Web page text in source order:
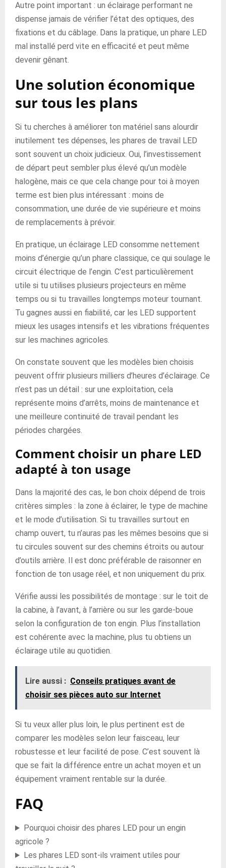
Autre point important : un éclairage performant ne
dispense jamais de vérifier l’état des optiques, des
fixations et du câblage. Dans la pratique, un phare LED
mal installé perd vite en efficacité et peut même
devenir gênant.
Une solution économique
sur tous les plans
Si tu cherches à améliorer ton matériel sans alourdir
inutilement tes dépenses, les phares de travail LED
sont souvent un choix judicieux. Oui, l’investissement
de départ peut sembler plus élevé qu’un modèle
halogène, mais ce que cela change pour toi à moyen
terme est bien plus intéressant : moins de
consommation, une durée de vie supérieure et moins
de remplacements à prévoir.
En pratique, un éclairage LED consomme nettement
moins d’énergie qu’un phare classique, ce qui soulage le
circuit électrique de l’engin. C’est particulièrement
utile si tu utilises plusieurs projecteurs en même
temps ou si tu travailles longtemps moteur tournant.
Tu gagnes aussi en fiabilité, car les LED supportent
mieux les usages intensifs et les vibrations fréquentes
sur les machines agricoles.
On constate souvent que les modèles bien choisis
peuvent offrir plusieurs milliers d’heures d’éclairage. Ce
n’est pas un détail : sur une exploitation, cela
représente moins d’arrêts, moins de maintenance et
une meilleure continuité de travail pendant les
périodes chargées.
Comment choisir un phare LED
adapté à ton usage
Dans la majorité des cas, le bon choix dépend de trois
critères simples : la zone à éclairer, le type de machine
et le mode d’utilisation. Si tu travailles surtout en
champ ouvert, tu n’auras pas les mêmes besoins que si
tu circules souvent sur des chemins étroits ou autour
d’outils arrière. Il est donc préférable de raisonner en
fonction de ton usage réel, et non uniquement du prix.
Vérifie aussi les possibilités de montage : sur le toit de
la cabine, à l’avant, à l’arrière ou sur les garde-boue
selon la configuration de ton engin. Plus l’installation
est cohérente avec la machine, plus tu obtiens un
éclairage utile au quotidien.
Lire aussi : Conseils pratiques avant de
choisir ses pièces auto sur Internet
Si tu veux aller plus loin, le plus pertinent est de
comparer les modèles selon leur faisceau, leur
robustesse et leur facilité de pose. C’est souvent là
que se fait la différence entre un achat moyen et un
équipement vraiment rentable sur la durée.
FAQ
Pourquoi choisir des phares LED pour un engin
agricole ?
Les phares LED sont-ils vraiment utiles pour